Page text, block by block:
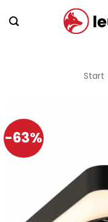
Inhalt
Start
-63%